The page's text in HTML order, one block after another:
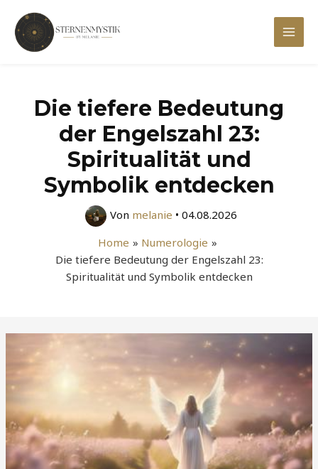
Inhalt
springen
Main
Die tiefere Bedeutung
der Engelszahl 23:
Spiritualität und
Symbolik entdecken
Von melanie • 04.08.2026
Home
Numerologie
Die tiefere Bedeutung der Engelszahl 23:
Spiritualität und Symbolik entdecken